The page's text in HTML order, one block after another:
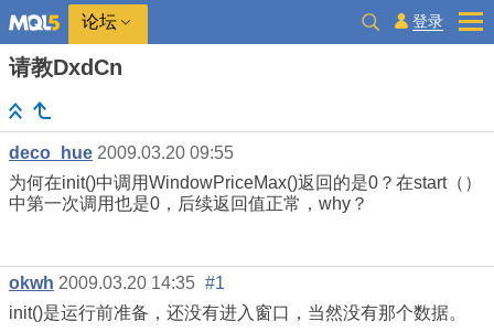
论坛 登录
请教DxdCn
deco_hue 2009.03.20 09:55
为何在init()中调用WindowPriceMax()返回的是0？在start（）
中第一次调用也是0，后续返回值正常，why？
okwh 2009.03.20 14:35 #1
init()是运行前准备，还没有进入窗口，当然没有那个数据。